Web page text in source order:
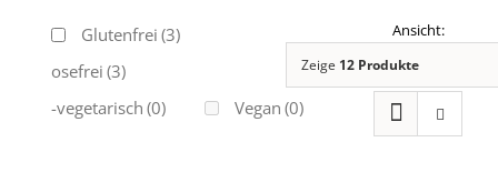
Glutenfrei (3)
Laktosefrei (3)
Ovo-vegetarisch (0) Vegan (0)
Zeige 12 Produkte